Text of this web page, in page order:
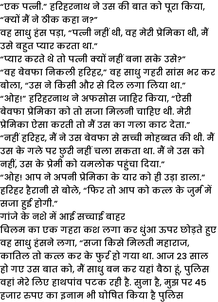
“एक पत्नी.” हरिहरनाथ ने उस की बात को पूरा किया,
“क्यों मैं ने ठीक कहा न?”
वह साधु हंस पड़ा, “पत्नी नहीं थी, वह मेरी प्रेमिका थी, मैं
उसे बहुत प्यार करता था.”
“प्यार करते थे तो पत्नी क्यों नहीं बना सके उसे?”
“वह बेवफा निकली हरिहर,” वह साधु गहरी सांस भर कर
बोला, “उस ने किसी और से दिल लगा लिया था.”
“ओह!” हरिहरनाथ ने अफसोस जाहिर किया, “ऐसी
बेवफा प्रेमिका को तो सजा मिलनी चाहिए थी. मेरी
प्रेमिका ऐसा करती तो मैं उस का गला काट देता.”
“नहीं हरिहर, मैं ने उस बेवफा से सच्ची मोहब्बत की थी. मैं
उस के गले पर छुरी नहीं चला सकता था. मैं ने उस को
नहीं, उस के प्रेमी को यमलोक पहुंचा दिया.”
“ओह! आप ने अपनी प्रेमिका के यार को ही उड़ा डाला.”
हरिहर हैरानी से बोले, “फिर तो आप को कत्ल के जुर्म में
सजा हुई होगी.”
गांजे के नशे में आई सच्चाई बाहर
चिलम का एक गहरा कश लगा कर धुंआ ऊपर छोड़ते हुए
वह साधु हंसने लगा, “सजा किसे मिलती महाराज,
कातिल तो कत्ल कर के फुर्र हो गया था. आज 23 साल
हो गए उस बात को, मैं साधु बन कर यहां बैठा हूं, पुलिस
वहां मेरे लिए हाथपांव पटक रही है. सुना है, मुझ पर 45
हजार रुपए का इनाम भी घोषित किया है पुलिस